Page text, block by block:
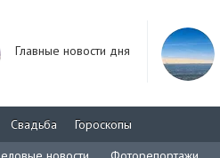
Главные новости дня
Свадьба
Гороскопы